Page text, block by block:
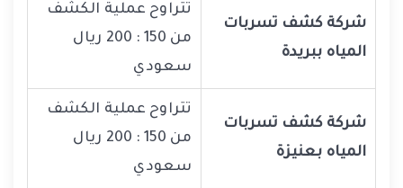
شركة كشف تسربات
المياه ببريدة
تتراوح عملية الكشف
من 150 : 200 ريال
سعودي
شركة كشف تسربات
المياه بعنيزة
تتراوح عملية الكشف
من 150 : 200 ريال
سعودي